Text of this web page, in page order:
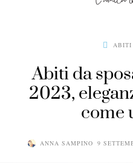
ABITI
Abiti da
2023,
come
ANNA SAMPINO 9